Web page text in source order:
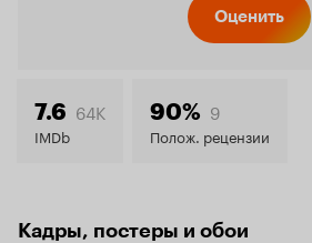
7.8
Оценить
7.6 64K
IMDb
90% 9
Полож. рецензии
Кадры, постеры и обои